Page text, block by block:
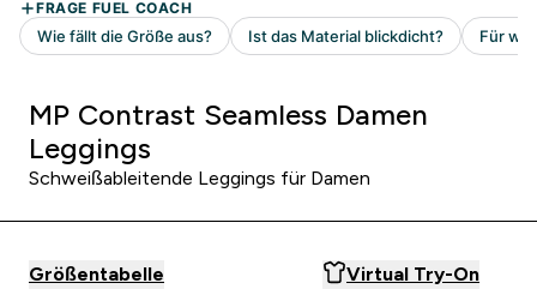
MP Contrast Seamless Damen
Leggings
Schweißableitende Leggings für Damen
Größentabelle Virtual Try-On